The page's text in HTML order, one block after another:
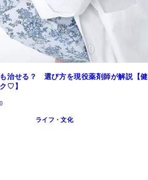
も治せる？ 選び方を現役薬剤師が解説【健
♡】
ライフ・文化